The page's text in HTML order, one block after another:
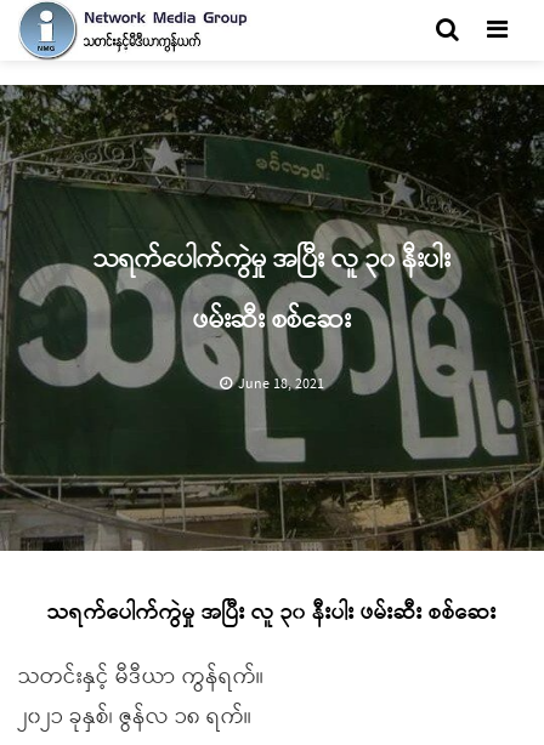
သရက်ပေါက်ကွဲမှု အပြီး လူ ၃၀ နီးပါး
ဖမ်းဆီး စစ်ဆေး
June 18, 2021
သရက်ပေါက်ကွဲမှု အပြီး လူ ၃၀ နီးပါး ဖမ်းဆီး စစ်ဆေး
သတင်းနှင့် မီဒီယာ ကွန်ရက်။
၂၀၂၁ ခုနှစ်၊ ဇွန်လ ၁၈ ရက်။